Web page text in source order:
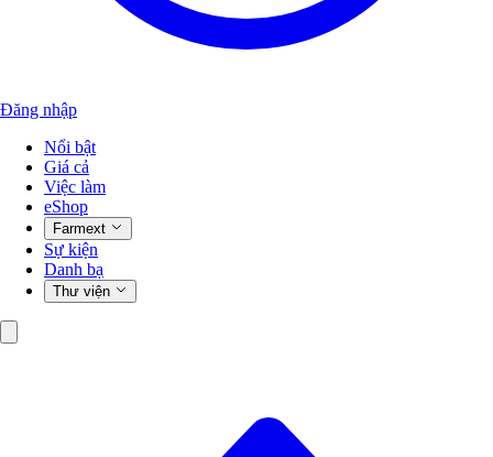
Đăng nhập
Nổi bật
Giá cả
Việc làm
eShop
Farmext
Sự kiện
Danh bạ
Thư viện